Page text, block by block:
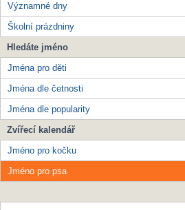
Významné dny
Školní prázdniny
Hledáte jméno
Jména pro děti
Jména dle četnosti
Jména dle popularity
Zvířecí kalendář
Jméno pro kočku
Jméno pro psa